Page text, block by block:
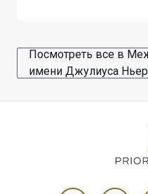
Посмотреть все в
имени Джулиуса